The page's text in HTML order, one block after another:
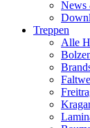
News
Treppen
Alle